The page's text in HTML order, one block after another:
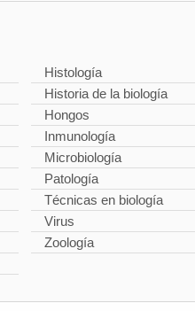
Histología
Historia de la biología
Hongos
Inmunología
Microbiología
Patología
Técnicas en biología
Virus
Zoología